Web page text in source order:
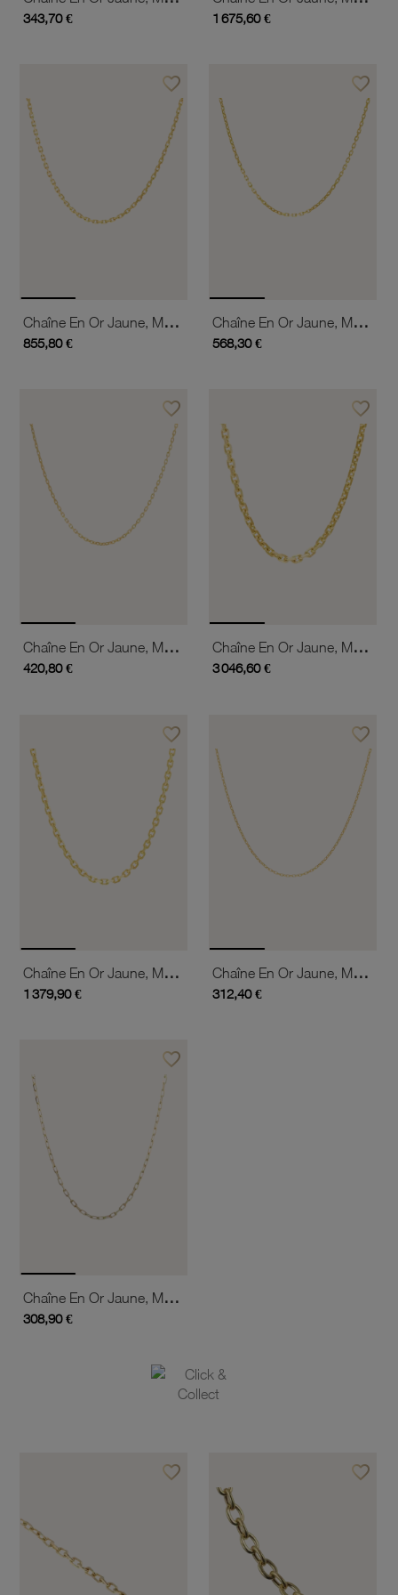
343,70 € 1 675,60 €
favorite_borderAjouter à vos favoris
Chaîne En Or Jaune, Maille Forçat
855,80 €
favorite_borderAjouter
Chaîne En Or Jaune, Maille Forçat
568,30 €
favorite_borderAjouter à vos favoris
Chaîne En Or Jaune, Maille Forçat
420,80 €
favorite_borderAjouter
Chaîne En Or Jaune, Maille Forçat
3 046,60 €
favorite_borderAjouter à vos favoris
Chaîne En Or Jaune, Maille Forçat
1 379,90 €
favorite_borderAjouter
Chaîne En Or Jaune, Maille Forçat
312,40 €
favorite_borderAjouter à vos favoris
Chaîne En Or Jaune, Maille Forçat Claire Diamantée
308,90 €
favorite_borderAjouter à vos favoris favorite_borderAjouter